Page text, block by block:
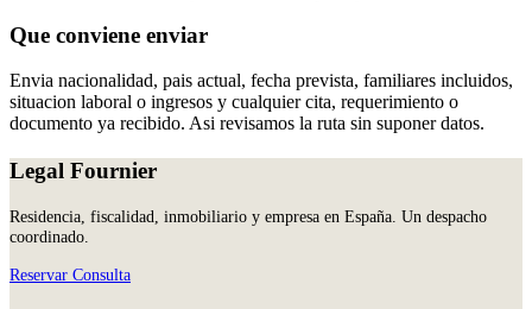
Que conviene enviar
Envia nacionalidad, pais actual, fecha prevista, familiares incluidos,
situacion laboral o ingresos y cualquier cita, requerimiento o
documento ya recibido. Asi revisamos la ruta sin suponer datos.
Legal Fournier
Residencia, fiscalidad, inmobiliario y empresa en España. Un despacho
coordinado.
Reservar Consulta